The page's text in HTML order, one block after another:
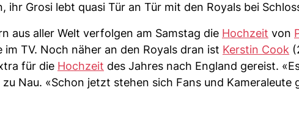
ihr Grosi lebt quasi Tür an Tür mit den Royals bei
aus aller Welt verfolgen am Samstag die Hochzeit von
TV. Noch näher an den Royals dran ist Kerstin Cook
für die Hochzeit des Jahres nach England gereist.
Nau. «Schon jetzt stehen sich Fans und Kameraleute